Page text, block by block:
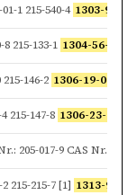
1 215-540-4 1303-96-4
215-133-1 1304-56-9
146-2 1306-19-0
215-147-8 1306-23-6
205-017-9 CAS Nr.:
215-215-7 [1] 1313-99-1